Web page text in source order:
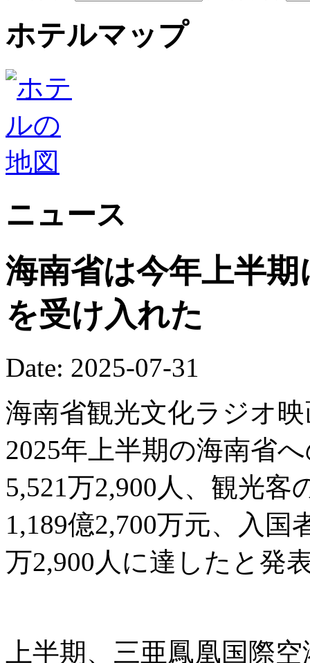
ホテルマップ
ニュース
海南省は今年上半期
を受け入れた
Date: 2025-07-31
海南省観光文化ラジオ
2025年上半期の海南省
5,521万2,900人、観光客
1,189億2,700万元、入国
万2,900人に達したと発
上半期、三亜鳳凰国際